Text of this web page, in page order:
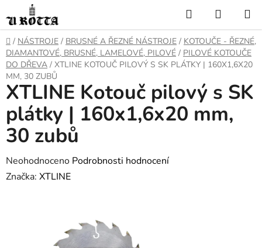
na
obsah
Hledat
KOŠÍK
DOMŮ
/ NÁSTROJE / BRUSNÉ A ŘEZNÉ NÁSTROJE / KOTOUČE - ŘEZNÉ,
DIAMANTOVÉ, BRUSNÉ, LAMELOVÉ, PILOVÉ / PILOVÉ KOTOUČE
DO DŘEVA / XTLINE KOTOUČ PILOVÝ S SK PLÁTKY | 160X1,6X20
MM, 30 ZUBŮ
XTLINE Kotouč pilový s SK
plátky | 160x1,6x20 mm,
30 zubů
Průměrné
hodnocení
Neohodnoceno Podrobnosti hodnocení
Značka: XTLINE